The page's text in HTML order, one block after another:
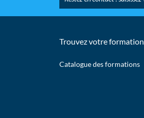
Trouvez votre formation
Catalogue des formations